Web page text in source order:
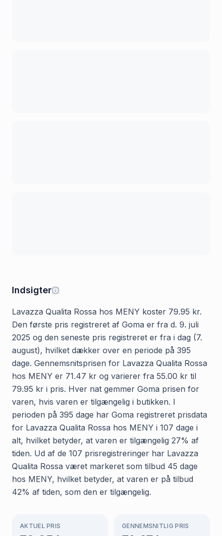
Indsigter
Lavazza Qualita Rossa hos MENY koster 79.95 kr.
Den første pris registreret af Goma er fra d. 9. juli
2025 og den seneste pris registreret er fra i dag (7.
august), hvilket dækker over en periode på 395
dage. Gennemsnitsprisen for Lavazza Qualita Rossa
hos MENY er 71.47 kr og varierer fra 55.00 kr til
79.95 kr i pris. Hver nat gemmer Goma prisen for
varen, hvis varen er tilgængelig i butikken. I
perioden på 395 dage har Goma registreret prisdata
for Lavazza Qualita Rossa hos MENY i 107 dage i
alt, hvilket betyder, at varen er tilgængelig 27% af
tiden. Ud af de 107 prisregistreringer har Lavazza
Qualita Rossa været markeret som tilbud 45 dage
hos MENY, hvilket betyder, at varen er på tilbud
42% af tiden, som den er tilgængelig.
AKTUEL PRIS GENNEMSNITLIG PRIS